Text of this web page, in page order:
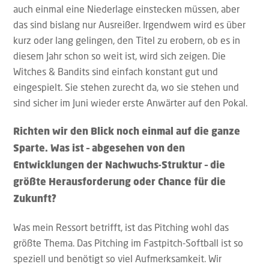
auch einmal eine Niederlage einstecken müssen, aber
das sind bislang nur Ausreißer. Irgendwem wird es über
kurz oder lang gelingen, den Titel zu erobern, ob es in
diesem Jahr schon so weit ist, wird sich zeigen. Die
Witches & Bandits sind einfach konstant gut und
eingespielt. Sie stehen zurecht da, wo sie stehen und
sind sicher im Juni wieder erste Anwärter auf den Pokal.
Richten wir den Blick noch einmal auf die ganze
Sparte. Was ist – abgesehen von den
Entwicklungen der Nachwuchs-Struktur – die
größte Herausforderung oder Chance für die
Zukunft?
Was mein Ressort betrifft, ist das Pitching wohl das
größte Thema. Das Pitching im Fastpitch-Softball ist so
speziell und benötigt so viel Aufmerksamkeit. Wir